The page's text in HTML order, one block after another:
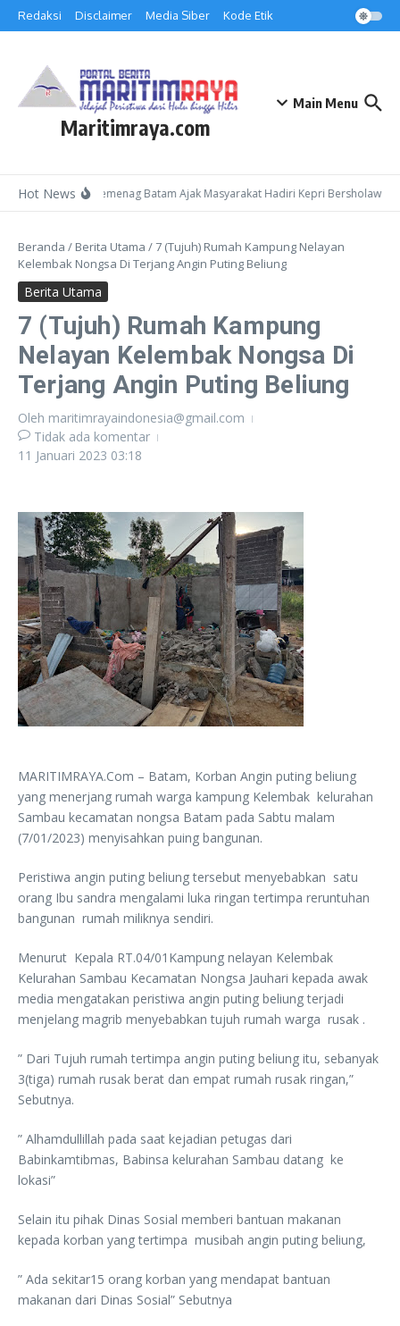
Lewati ke konten
Redaksi Disclaimer Media Siber Kode Etik
Maritimraya.com
Main Menu
Hot NewsKepala Kemenag Batam Ajak Masyarakat Hadiri Kepri Bersholawat 3
Beranda / Berita Utama /7 (Tujuh) Rumah Kampung Nelayan
Kelembak Nongsa Di Terjang Angin Puting Beliung
Berita Utama
7 (Tujuh) Rumah Kampung
Nelayan Kelembak Nongsa Di
Terjang Angin Puting Beliung
Oleh maritimrayaindonesia@gmail.com
Tidak ada komentar
11 Januari 2023 03:18
MARITIMRAYA.Com – Batam, Korban Angin puting beliung
yang menerjang rumah warga kampung Kelembak kelurahan
Sambau kecamatan nongsa Batam pada Sabtu malam
(7/01/2023) menyisahkan puing bangunan.
Peristiwa angin puting beliung tersebut menyebabkan satu
orang Ibu sandra mengalami luka ringan tertimpa reruntuhan
bangunan rumah miliknya sendiri.
Menurut Kepala RT.04/01Kampung nelayan Kelembak
Kelurahan Sambau Kecamatan Nongsa Jauhari kepada awak
media mengatakan peristiwa angin puting beliung terjadi
menjelang magrib menyebabkan tujuh rumah warga rusak .
” Dari Tujuh rumah tertimpa angin puting beliung itu, sebanyak
3(tiga) rumah rusak berat dan empat rumah rusak ringan,”
Sebutnya.
” Alhamdullillah pada saat kejadian petugas dari
Babinkamtibmas, Babinsa kelurahan Sambau datang ke
lokasi”
Selain itu pihak Dinas Sosial memberi bantuan makanan
kepada korban yang tertimpa musibah angin puting beliung,
” Ada sekitar15 orang korban yang mendapat bantuan
makanan dari Dinas Sosial” Sebutnya